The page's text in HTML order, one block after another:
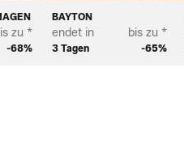
zu *
-68%
BAYTON
endet in
3 Tagen
bis zu *
-65%